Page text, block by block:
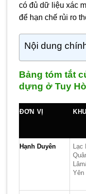
có đủ dữ liệu xác
để hạn chế rủi ro
Nội dung
Bảng tóm tắt
dựng ở Tuy
ĐƠN VỊ
Hạnh Duyên
Yên